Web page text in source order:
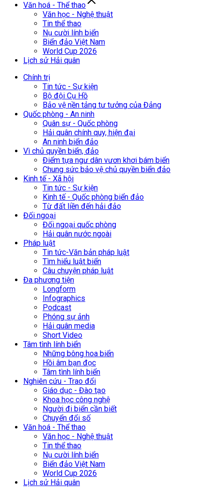
Văn hoá - Thể thao
Văn học - Nghệ thuật
Tin thể thao
Nụ cười lính biển
Biển đảo Việt Nam
World Cup 2026
Lịch sử Hải quân
Chính trị
Tin tức - Sự kiện
Bộ đội Cụ Hồ
Bảo vệ nền tảng tư tưởng của Đảng
Quốc phòng - An ninh
Quân sự - Quốc phòng
Hải quân chính quy, hiện đại
An ninh biển đảo
Vì chủ quyền biển, đảo
Điểm tựa ngư dân vươn khơi bám biển
Chung sức bảo vệ chủ quyền biển đảo
Kinh tế - Xã hội
Tin tức - Sự kiện
Kinh tế - Quốc phòng biển đảo
Từ đất liền đến hải đảo
Đối ngoại
Đối ngoại quốc phòng
Hải quân nước ngoài
Pháp luật
Tin tức-Văn bản pháp luật
Tìm hiểu luật biển
Câu chuyện pháp luật
Đa phương tiện
Longform
Infographics
Podcast
Phóng sự ảnh
Hải quân media
Short Video
Tâm tình lính biển
Những bông hoa biển
Hồi âm bạn đọc
Tâm tình lính biển
Nghiên cứu - Trao đổi
Giáo dục - Đào tạo
Khoa học công nghệ
Người đi biển cần biết
Chuyển đổi số
Văn hoá - Thể thao
Văn học - Nghệ thuật
Tin thể thao
Nụ cười lính biển
Biển đảo Việt Nam
World Cup 2026
Lịch sử Hải quân